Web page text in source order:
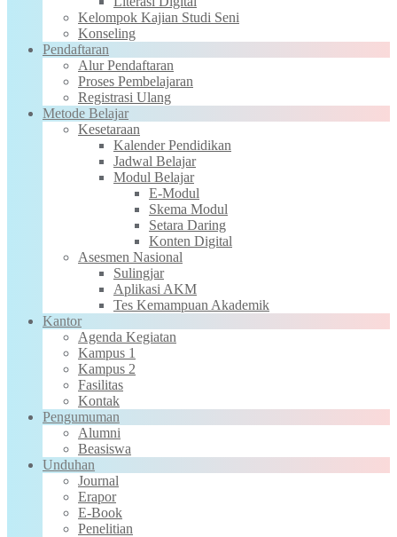
Kelompok Kajian Studi Seni
Konseling
Pendaftaran
Alur Pendaftaran
Proses Pembelajaran
Registrasi Ulang
Metode Belajar
Kesetaraan
Kalender Pendidikan
Jadwal Belajar
Modul Belajar
E-Modul
Skema Modul
Setara Daring
Konten Digital
Asesmen Nasional
Sulingjar
Aplikasi AKM
Tes Kemampuan Akademik
Kantor
Agenda Kegiatan
Kampus 1
Kampus 2
Fasilitas
Kontak
Pengumuman
Alumni
Beasiswa
Unduhan
Journal
Erapor
E-Book
Penelitian